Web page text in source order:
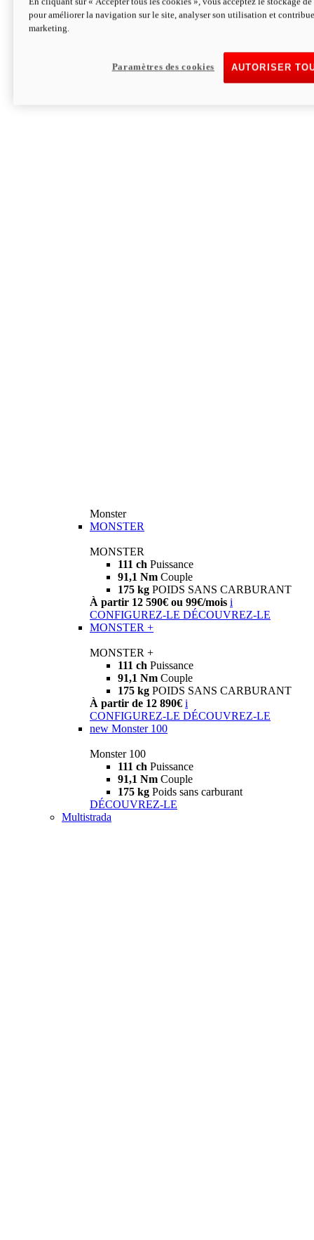
Hypermotard V2 SP 100
Découvrez-le
Monster
MONSTER
MONSTER
111 ch Puissance
91,1 Nm Couple
175 kg POIDS SANS CARBURANT
À partir 12 590€ ou 99€/mois i
CONFIGUREZ-LE DÉCOUVREZ-LE
MONSTER +
MONSTER +
111 ch Puissance
91,1 Nm Couple
175 kg POIDS SANS CARBURANT
À partir de 12 890€ i
CONFIGUREZ-LE DÉCOUVREZ-LE
new Monster 100
Monster 100
111 ch Puissance
91,1 Nm Couple
175 kg Poids sans carburant
DÉCOUVREZ-LE
Multistrada
pour améliorer la navigation sur le site, analyser son utilisation et
marketing.
AUTORISER
Paramètres des cookies